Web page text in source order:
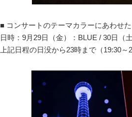
■ コンサートのテーマカラーにあわせ
日時：9月29日（金）：BLUE / 30日（
上記日程の日没から23時まで（19:30～